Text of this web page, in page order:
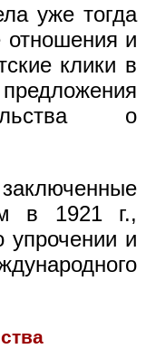
уже тогда
отношения и
клики в
о
в 1921 г.,
упрочении и